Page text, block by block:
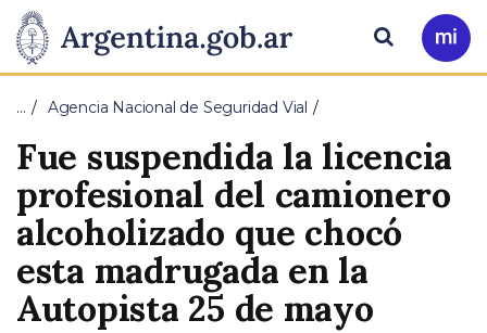
Presidencia
de
la
Nación
Pasar al contenido principal
Ir
a
Buscar
… Agencia Nacional de Seguridad Vial
Fue suspendida la licencia
profesional del camionero
alcoholizado que chocó
esta madrugada en la
Autopista 25 de mayo